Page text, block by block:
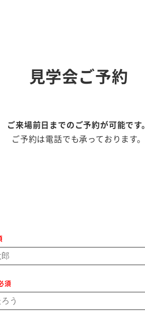
見学会ご予約
ご来場前日までのご予約が可能です。
ご予約は電話でも承っております。
須